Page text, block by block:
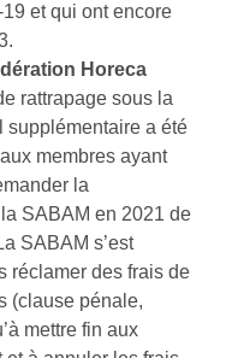
et qui ont encore
Horeca
rattrapage sous la
supplémentaire a été
membres ayant
la
SABAM en 2021 de
SABAM s’est
réclamer des frais de
(clause pénale,
mettre fin aux